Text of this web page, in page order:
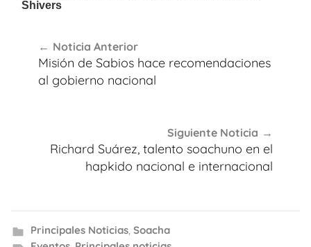
de
entradas
Noticia Anterior
Misión de Sabios hace recomendaciones
al gobierno nacional
Siguiente Noticia
Richard Suárez, talento soachuno en el
hapkido nacional e internacional
Principales Noticias, Soacha